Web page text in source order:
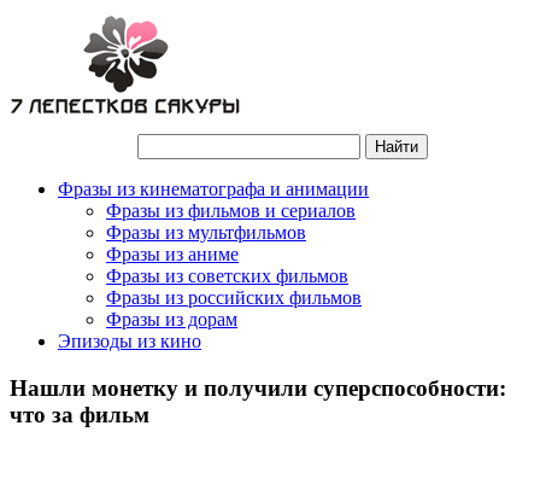
Фразы из кинематографа и анимации
Фразы из фильмов и сериалов
Фразы из мультфильмов
Фразы из аниме
Фразы из советских фильмов
Фразы из российских фильмов
Фразы из дорам
Эпизоды из кино
Нашли монетку и получили суперспособности:
что за фильм